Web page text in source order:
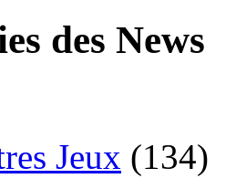
des News
Jeux (134)